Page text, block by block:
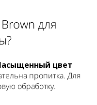
для
цвет
пропитка. Для
обработку.